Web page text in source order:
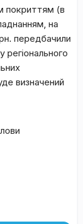
покриттям (в
на
передбачили
визначений